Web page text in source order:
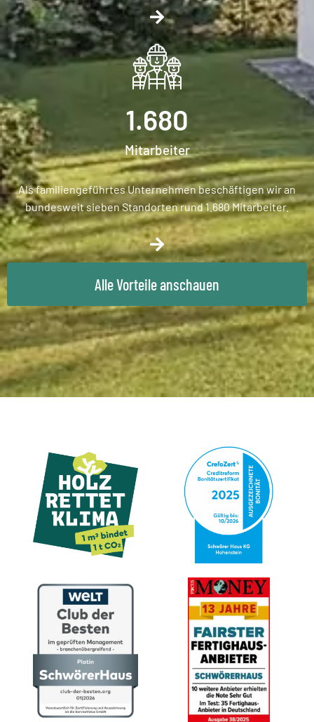
Mitarbeiter
1.680
Als familiengeführtes Unternehmen beschäftigen wir an
bundesweit sieben Standorten rund 1.680 Mitarbeiter.
Alle Vorteile anschauen